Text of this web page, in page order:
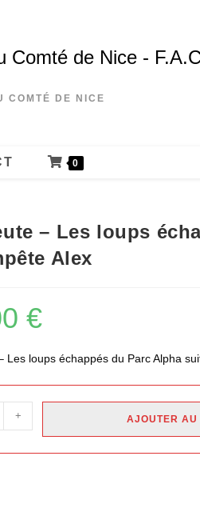
Comté de Nice -
COMTÉ DE NICE
0
– Les loups
Alex
€
Les loups échappés du Parc Alpha
+ AJOUTER AU